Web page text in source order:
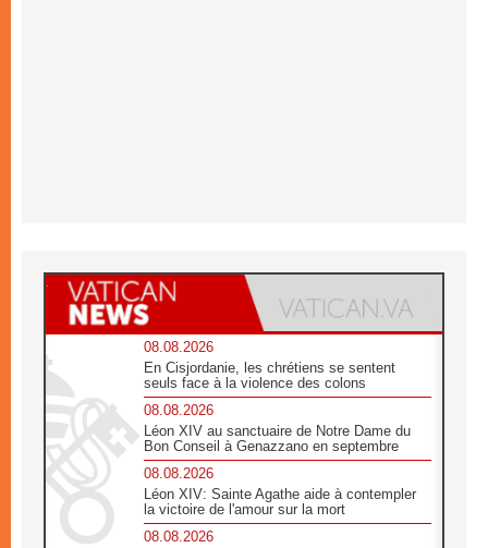
08.08.2026
En Cisjordanie, les chrétiens se sentent
seuls face à la violence des colons
08.08.2026
Léon XIV au sanctuaire de Notre Dame du
Bon Conseil à Genazzano en septembre
08.08.2026
Léon XIV: Sainte Agathe aide à contempler
la victoire de l'amour sur la mort
08.08.2026